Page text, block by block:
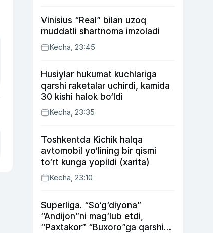
Vinisius “Real” bilan uzoq
muddatli shartnoma imzoladi
Kecha, 23:45
Husiylar hukumat kuchlariga
qarshi raketalar uchirdi, kamida
30 kishi halok bo‘ldi
Kecha, 23:35
Toshkentda Kichik halqa
avtomobil yo‘lining bir qismi
to‘rt kunga yopildi (xarita)
Kecha, 23:10
Superliga. “So‘g‘diyona”
“Andijon”ni mag‘lub etdi,
“Paxtakor” “Buxoro”ga qarshi